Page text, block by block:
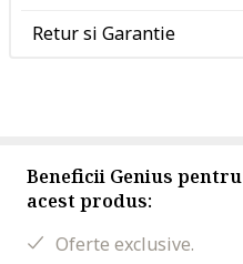
Retur si Garantie
Beneficii Genius pentru
acest produs:
Oferte exclusive.